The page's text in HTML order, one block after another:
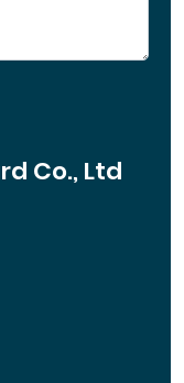
Co., Ltd